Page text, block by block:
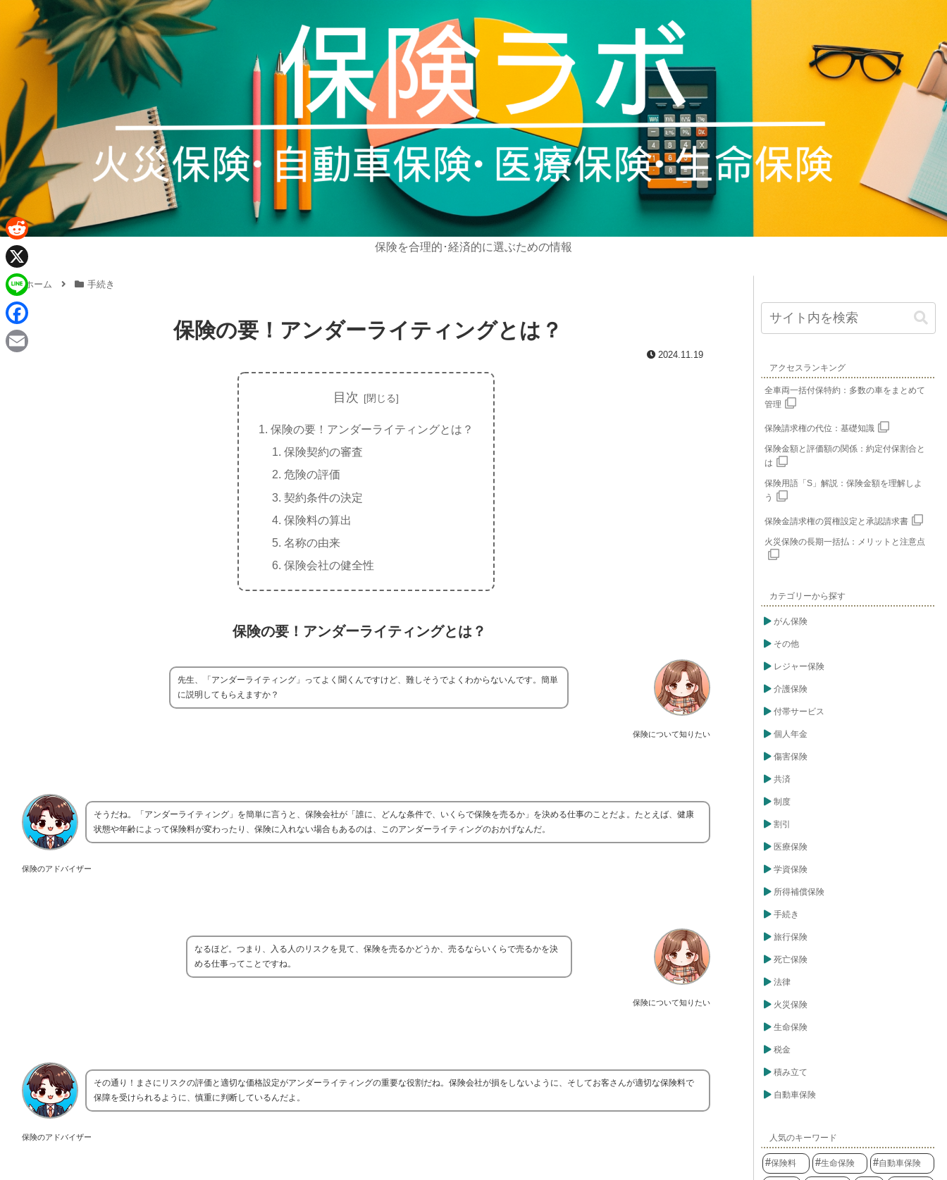
保険を合理的･経済的に選ぶための情報
ホーム 手続き
保険の要！アンダーライティングとは？
2024.11.19
目次
保険の要！アンダーライティングとは？
保険契約の審査
危険の評価
契約条件の決定
保険料の算出
名称の由来
保険会社の健全性
保険の要！アンダーライティングとは？
保険について知りたい
先生、「アンダーライティング」ってよく聞くんですけど、難しそうでよくわからないんです。簡単
に説明してもらえますか？
保険のアドバイザー
そうだね。「アンダーライティング」を簡単に言うと、保険会社が「誰に、どんな条件で、いくらで保険を売るか」を決める仕事のことだよ。たとえば、健康
状態や年齢によって保険料が変わったり、保険に入れない場合もあるのは、このアンダーライティングのおかげなんだ。
保険について知りたい
なるほど。つまり、入る人のリスクを見て、保険を売るかどうか、売るならいくらで売るかを決
める仕事ってことですね。
保険のアドバイザー
その通り！まさにリスクの評価と適切な価格設定がアンダーライティングの重要な役割だね。保険会社が損をしないように、そしてお客さんが適切な保険料で
保障を受けられるように、慎重に判断しているんだよ。
アクセスランキング
全車両一括付保特約：多数の車をまとめて
管理
保険請求権の代位：基礎知識
保険金額と評価額の関係：約定付保割合と
は
保険用語「S」解説：保険金額を理解しよ
う
保険金請求権の質権設定と承認請求書
火災保険の長期一括払：メリットと注意点
カテゴリーから探す
がん保険
その他
レジャー保険
介護保険
付帯サービス
個人年金
傷害保険
共済
制度
割引
医療保険
学資保険
所得補償保険
手続き
旅行保険
死亡保険
法律
火災保険
生命保険
税金
積み立て
自動車保険
人気のキーワード
保険料 生命保険 自動車保険
R
e
d
d
i
X
L
n
F